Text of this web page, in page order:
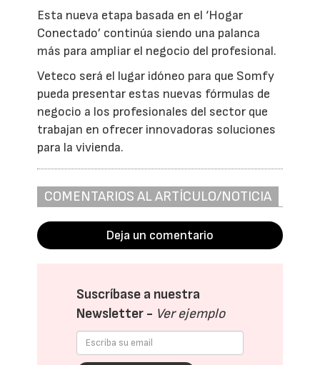
Esta nueva etapa basada en el ‘Hogar
Conectado’ continúa siendo una palanca
más para ampliar el negocio del profesional.
Veteco será el lugar idóneo para que Somfy
pueda presentar estas nuevas fórmulas de
negocio a los profesionales del sector que
trabajan en ofrecer innovadoras soluciones
para la vivienda.
COMENTARIOS AL ARTÍCULO/NOTICIA
Deja un comentario
Suscríbase a nuestra
Newsletter - Ver ejemplo